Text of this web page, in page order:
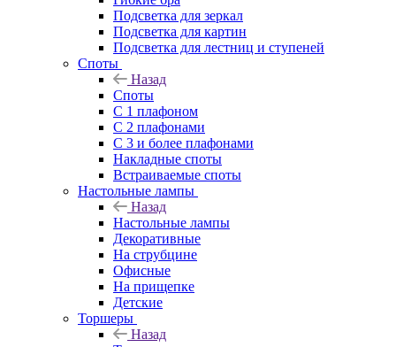
Подсветка для зеркал
Подсветка для картин
Подсветка для лестниц и ступеней
Споты
Назад
Споты
С 1 плафоном
С 2 плафонами
С 3 и более плафонами
Накладные споты
Встраиваемые споты
Настольные лампы
Назад
Настольные лампы
Декоративные
На струбцине
Офисные
На прищепке
Детские
Торшеры
Назад